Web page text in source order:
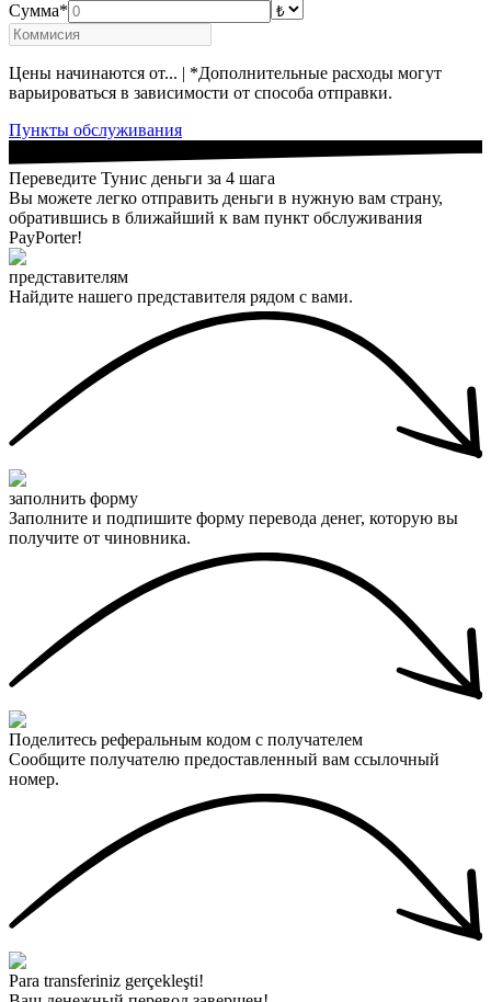
Сумма*
Цены начинаются от... | *Дополнительные расходы могут
варьироваться в зависимости от способа отправки.
Пункты обслуживания
Переведите Тунис деньги за 4 шага
Вы можете легко отправить деньги в нужную вам страну,
обратившись в ближайший к вам пункт обслуживания
PayPorter!
представителям
Найдите нашего представителя рядом с вами.
заполнить форму
Заполните и подпишите форму перевода денег, которую вы
получите от чиновника.
Поделитесь реферальным кодом с получателем
Сообщите получателю предоставленный вам ссылочный
номер.
Para transferiniz gerçekleşti!